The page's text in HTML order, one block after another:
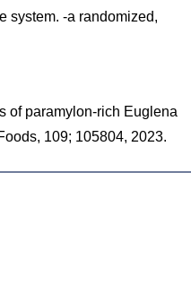
system. -a randomized,
of paramylon-rich Euglena
109; 105804, 2023.